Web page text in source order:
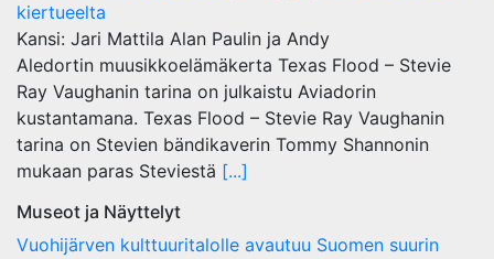
kiertueelta
Kansi: Jari Mattila Alan Paulin ja Andy
Aledortin muusikkoelämäkerta Texas Flood – Stevie
Ray Vaughanin tarina on julkaistu Aviadorin
kustantamana. Texas Flood – Stevie Ray Vaughanin
tarina on Stevien bändikaverin Tommy Shannonin
mukaan paras Steviestä [...]
Museot ja Näyttelyt
Vuohijärven kulttuuritalolle avautuu Suomen suurin